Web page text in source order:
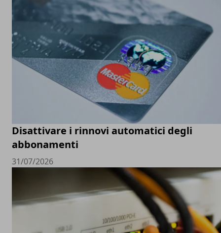
Disattivare i rinnovi automatici degli
abbonamenti
31/07/2026